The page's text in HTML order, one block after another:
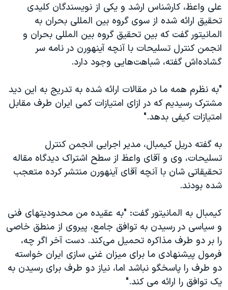
علی واعظ، کارشناس ارشد و یکی از نویسندگان کلیدی
تحقیق ارائه شده از سوی گروه بین المللی بحران به
المانیتور گفت که بین تحقیق گروه بین المللی بحران و
انجمن کنترل تسلیحات با آنچه آینهورن در نامه سر
گشاده‌اش گفته، شباهت‌هایی وجود دارد.
"به نظرم همه ما در مقالات ارائه شده به تدریج به این دید
مشترک رسیدیم که در ازای امتیازات کمی ایران طرف مقابل
امتیازات کیفی بدهد."
به گفته دریل کیمبال، مدیر اجرایی انجمن کنترل
تسلیحات، وی و آقای واعظ از سطح اشتراک دیدگاه مقاله
تحقیقاتی شان با آنچه آقای آینهورن منتشر کرده متعجب
شده بودند.
کیمبال به المانیتور گفت: "به عقیده من محدودیتهای فنی
و سیاسی در رسیدن به توافق جامع، پیروی از منطق خاصی
را بر دو طرف مذاکره تحمیل می‌کند. دست آخر اگر چه،
فرمول پیشنهادی ما برای میزان غنی سازی ایران خواسته
دو طرف را پاسخگو نباشد اما، نیاز دو طرف برای رسیدن به
یک توافق را ارائه می کند."